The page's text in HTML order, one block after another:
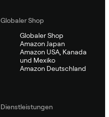
Globaler Shop
Globaler Shop
Amazon Japan
Amazon USA, Kanada
und Mexiko
Amazon Deutschland
Dienstleistungen